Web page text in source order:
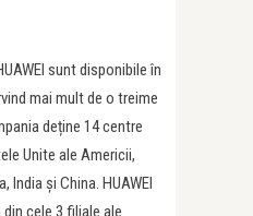
sunt disponibile în
mai mult de o treime
deține 14 centre
Unite ale Americii,
India și China. HUAWEI
cele 3 filiale ale